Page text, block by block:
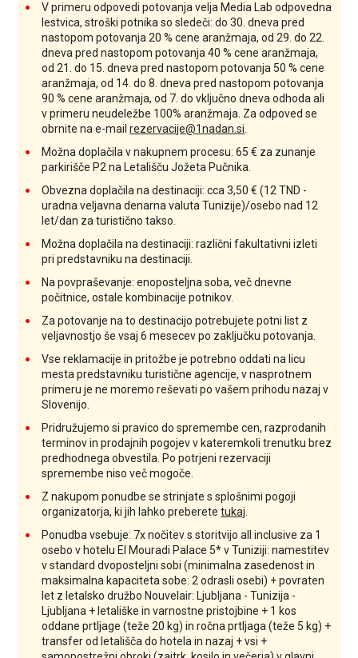
V primeru odpovedi potovanja velja Media Lab odpovedna
lestvica, stroški potnika so sledeči: do 30. dneva pred
nastopom potovanja 20 % cene aranžmaja, od 29. do 22.
dneva pred nastopom potovanja 40 % cene aranžmaja,
od 21. do 15. dneva pred nastopom potovanja 50 % cene
aranžmaja, od 14. do 8. dneva pred nastopom potovanja
90 % cene aranžmaja, od 7. do vključno dneva odhoda ali
v primeru neudeležbe 100% aranžmaja. Za odpoved se
obrnite na e-mailrezervacije@1nadan.si.
Možna doplačila v nakupnem procesu: 65 € za zunanje
parkirišče P2 na Letališču Jožeta Pučnika.
Obvezna doplačila na destinaciji: cca 3,50 € (12 TND -
uradna veljavna denarna valuta Tunizije)/osebo nad 12
let/dan za turistično takso.
Možna doplačila na destinaciji: različni fakultativni izleti
pri predstavniku na destinaciji.
Na povpraševanje: enoposteljna soba, več dnevne
počitnice, ostale kombinacije potnikov.
Za potovanje na to destinacijo potrebujete potni list z
veljavnostjo še vsaj 6 mesecev po zaključku potovanja.
Vse reklamacije in pritožbe je potrebno oddati na licu
mesta predstavniku turistične agencije, v nasprotnem
primeru je ne moremo reševati po vašem prihodu nazaj v
Slovenijo.
Pridružujemo si pravico do spremembe cen, razprodanih
terminov in prodajnih pogojev v kateremkoli trenutku brez
predhodnega obvestila. Po potrjeni rezervaciji
spremembe niso več mogoče.
Z nakupom ponudbe se strinjate s splošnimi pogoji
organizatorja, ki jih lahko preberetetukaj.
Ponudba vsebuje: 7x nočitev s storitvijo all inclusive za 1
osebo v hotelu El Mouradi Palace 5* v Tuniziji: namestitev
v standard dvoposteljni sobi (minimalna zasedenost in
maksimalna kapaciteta sobe: 2 odrasli osebi) + povraten
let z letalsko družbo Nouvelair: Ljubljana - Tunizija -
Ljubljana + letališke in varnostne pristojbine + 1 kos
oddane prtljage (teže 20 kg) in ročna prtljaga (teže 5 kg) +
transfer od letališča do hotela in nazaj + vsi +